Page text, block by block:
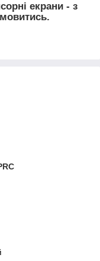
екрани - з